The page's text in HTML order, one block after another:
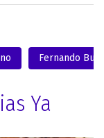
Fernando
Ya